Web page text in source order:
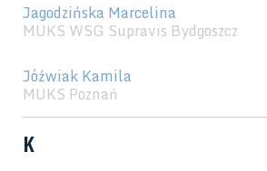
Jagodzińska Marcelina
MUKS WSG Supravis Bydgoszcz
Jóźwiak Kamila
MUKS Poznań
K